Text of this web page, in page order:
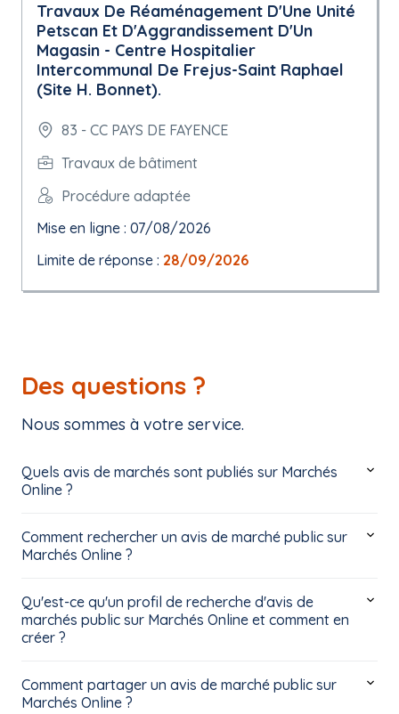
Travaux De Réaménagement D'Une Unité
Petscan Et D'Aggrandissement D'Un
Magasin - Centre Hospitalier
Intercommunal De Frejus-Saint Raphael
(Site H. Bonnet).
83 - CC PAYS DE FAYENCE
Travaux de bâtiment
Procédure adaptée
Mise en ligne : 07/08/2026
Limite de réponse : 28/09/2026
Des questions ?
Nous sommes à votre service.
Quels avis de marchés sont publiés sur Marchés
Online ?
Comment rechercher un avis de marché public sur
Marchés Online ?
Qu'est-ce qu'un profil de recherche d'avis de
marchés public sur Marchés Online et comment en
créer ?
Comment partager un avis de marché public sur
Marchés Online ?